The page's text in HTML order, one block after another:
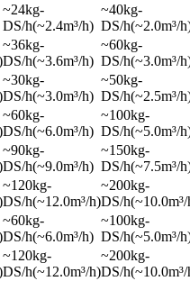
~24kg-
DS/h(~2.4m³/h)
~40kg-
DS/h(~2.0m³/
~36kg-
DS/h(~3.6m³/h)
~60kg-
DS/h(~3.0m³/
~30kg-
DS/h(~3.0m³/h)
~50kg-
DS/h(~2.5m³/
~60kg-
DS/h(~6.0m³/h)
~100kg-
DS/h(~5.0m³/
~90kg-
DS/h(~9.0m³/h)
~150kg-
DS/h(~7.5m³/
~120kg-
DS/h(~12.0m³/h)
~200kg-
DS/
~60kg-
DS/h(~6.0m³/h)
~100kg-
DS/h(~5.0m³/
~120kg-
DS/h(~12.0m³/h)
~200kg-
DS/